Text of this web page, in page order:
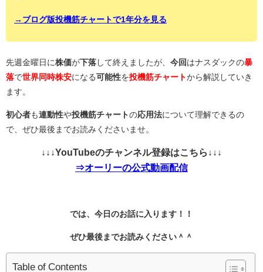
→ブログ版投機筋チャートで1年分を見る
先週金曜日に株価が下落 して終えましたが、 今回 はナスダックの暴
落で世界同時株安になる可能性を投機筋チャートから解説していき
ます。
初心者も連動性や投機筋チャートの 応用法について理解できるの
で、ぜひ最後までお読みくださいませ。
↓↓↓YouTubeのチャンネル登録はこちら↓↓↓
⇒オーリーの公式動画配信
では、今日のお話に入ります！！
ぜひ最後までお読みください＾＾
Table of Contents